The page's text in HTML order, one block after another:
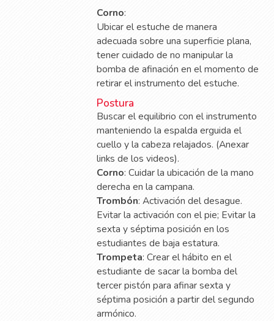
Corno:
Ubicar el estuche de manera
adecuada sobre una superficie plana,
tener cuidado de no manipular la
bomba de afinación en el momento de
retirar el instrumento del estuche.
Postura
Buscar el equilibrio con el instrumento
manteniendo la espalda erguida el
cuello y la cabeza relajados. (Anexar
links de los videos).
Corno: Cuidar la ubicación de la mano
derecha en la campana.
Trombón: Activación del desague.
Evitar la activación con el pie; Evitar la
sexta y séptima posición en los
estudiantes de baja estatura.
Trompeta: Crear el hábito en el
estudiante de sacar la bomba del
tercer pistón para afinar sexta y
séptima posición a partir del segundo
armónico.